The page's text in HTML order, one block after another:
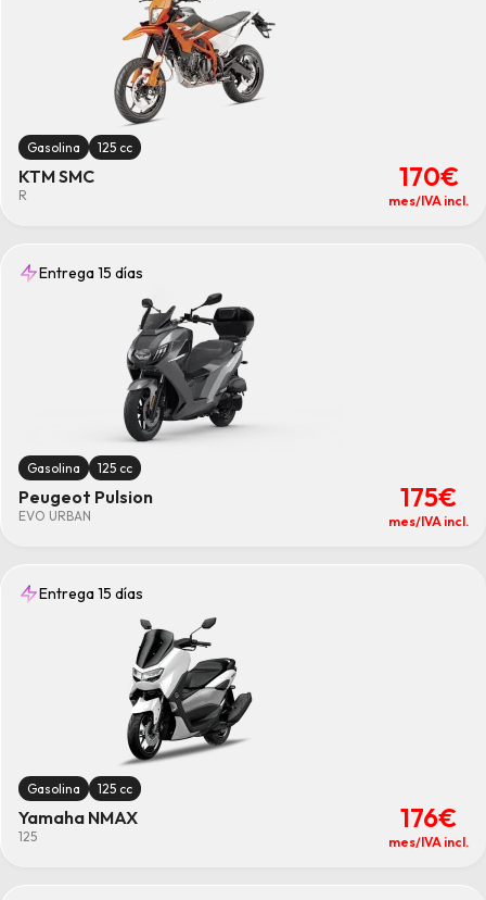
Gasolina 125 cc
KTM SMC
R
170€
mes/IVA incl.
Entrega 15 días
Gasolina 125 cc
Peugeot Pulsion
EVO URBAN
175€
mes/IVA incl.
Entrega 15 días
Gasolina 125 cc
Yamaha NMAX
125
176€
mes/IVA incl.